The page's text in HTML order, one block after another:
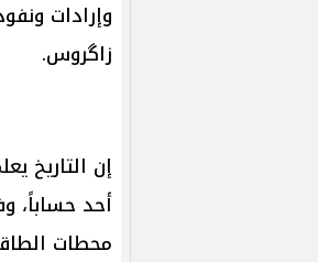
وإرادات
زاگروس.
إن التاريخ
أحد حساباً،
محطات